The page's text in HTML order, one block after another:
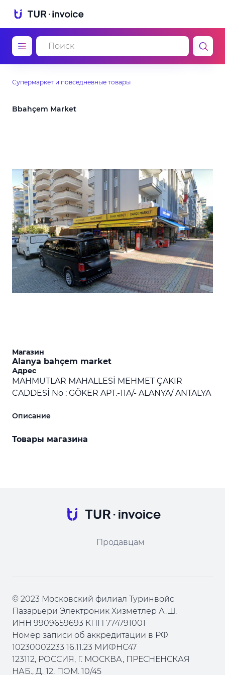
Супермаркет и повседневные товары
Bbahçem Market
Магазин
Alanya bahçem market
Адрес
MAHMUTLAR MAHALLESİ MEHMET ÇAKIR
CADDESİ No : GÖKER APT.-11A/- ALANYA/ ANTALYA
Описание
Товары магазина
Продавцам
© 2023 Московский филиал Туринвойс
Пазарьери Электроник Хизметлер А.Ш.
ИНН 9909659693 КПП 774791001
Номер записи об аккредитации в РФ
10230002233 16.11.23 МИФНС47
123112, РОССИЯ, Г. МОСКВА, ПРЕСНЕНСКАЯ
НАБ., Д. 12, ПОМ. 10/45